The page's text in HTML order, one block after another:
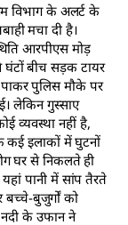
विभाग के अलर्ट के
मचा दी है।
आरपीएस मोड़
बीच सड़क टायर
पुलिस मौके पर
लेकिन गुस्साए
व्यवस्था नहीं है,
कई इलाकों में घुटनों
घर से निकलते ही
पानी में सांप तैरते
बुजुर्गों को
नदी के उफान ने